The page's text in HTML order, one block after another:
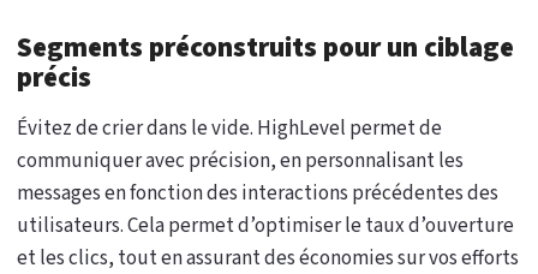
Segments préconstruits pour un ciblage
précis
Évitez de crier dans le vide. HighLevel permet de
communiquer avec précision, en personnalisant les
messages en fonction des interactions précédentes des
utilisateurs. Cela permet d’optimiser le taux d’ouverture
et les clics, tout en assurant des économies sur vos efforts